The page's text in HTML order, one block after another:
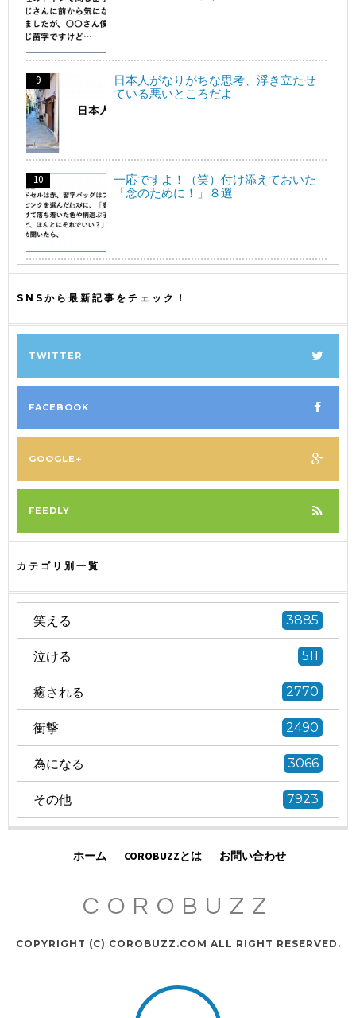
日本人がなりがちな思考、浮き立たせ
ている悪いところだよ
一応ですよ！（笑）付け添えておいた
「念のために！」８選
SNSから最新記事をチェック！
TWITTER
FACEBOOK
GOOGLE+
FEEDLY
カテゴリ別一覧
笑える 3885
泣ける 511
癒される 2770
衝撃 2490
為になる 3066
その他 7923
ホーム COROBUZZとは お問い合わせ
COROBUZZ
COPYRIGHT (C) COROBUZZ.COM ALL RIGHT RESERVED.